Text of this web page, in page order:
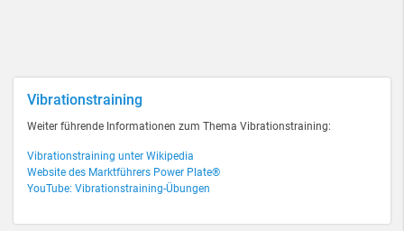
Vibrationstraining
Weiter führende Informationen zum Thema Vibrationstraining:
Vibrationstraining unter Wikipedia
Website des Marktführers Power Plate®
YouTube: Vibrationstraining-Übungen